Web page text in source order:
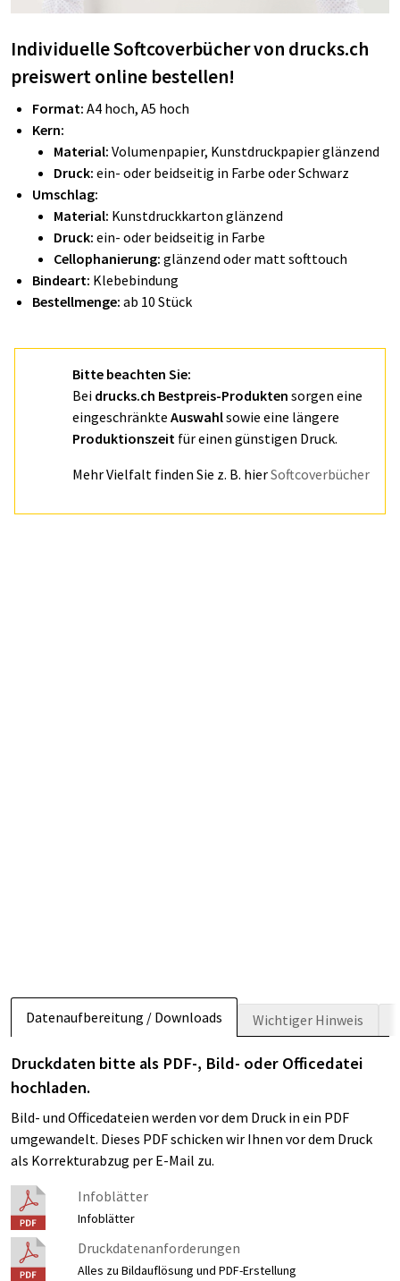
Individuelle Soft­co­ver­bü­cher von drucks.ch
preiswert online bestellen!
Format: A4 hoch, A5 hoch
Kern:
Material: Volumenpapier, Kunstdruckpapier glänzend
Druck: ein- oder beidseitig in Farbe oder Schwarz
Umschlag:
Material: Kunstdruckkarton glänzend
Druck: ein- oder beidseitig in Farbe
Cellophanierung: glänzend oder matt softtouch
Bindeart: Klebebindung
Bestellmenge: ab 10 Stück
Bitte beachten Sie:
Bei drucks.ch Bestpreis-Produkten sorgen eine
eingeschränkte Auswahlsowie eine längere
Produktionszeit für einen günstigen Druck.
Mehr Vielfalt finden Sie z. B. hierSoftcoverbücher
Datenaufbereitung / Downloads Wichtiger Hinweis
Druckdaten bitte als PDF-, Bild- oder Officedatei
hochladen.
Bild- und Officedateien werden vor dem Druck in ein PDF
umgewandelt. Dieses PDF schicken wir Ihnen vor dem Druck
als Korrekturabzug per E-Mail zu.
Infoblätter
Infoblätter
Druckdatenanforderungen
Alles zu Bildauflösung und PDF-Erstellung